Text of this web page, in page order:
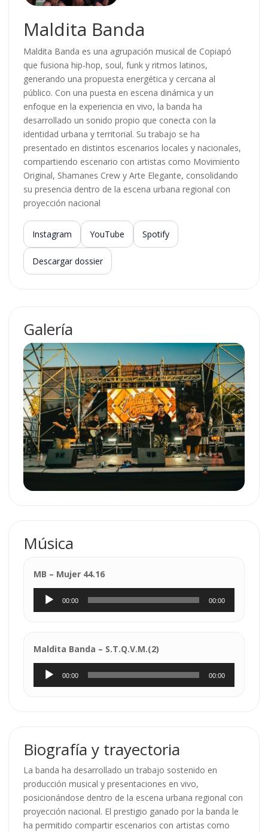
Maldita Banda
Maldita Banda es una agrupación musical de Copiapó
que fusiona hip-hop, soul, funk y ritmos latinos,
generando una propuesta energética y cercana al
público. Con una puesta en escena dinámica y un
enfoque en la experiencia en vivo, la banda ha
desarrollado un sonido propio que conecta con la
identidad urbana y territorial. Su trabajo se ha
presentado en distintos escenarios locales y nacionales,
compartiendo escenario con artistas como Movimiento
Original, Shamanes Crew y Arte Elegante, consolidando
su presencia dentro de la escena urbana regional con
proyección nacional
Instagram YouTube Spotify
Descargar dossier
Galería
Música
MB – Mujer 44.16
Reproductor
00:00 00:00
Maldita Banda – S.T.Q.V.M.(2)
Reproductor
00:00 00:00
Biografía y trayectoria
La banda ha desarrollado un trabajo sostenido en
producción musical y presentaciones en vivo,
posicionándose dentro de la escena urbana regional con
proyección nacional. El prestigio ganado por la banda le
ha permitido compartir escenarios con artistas como